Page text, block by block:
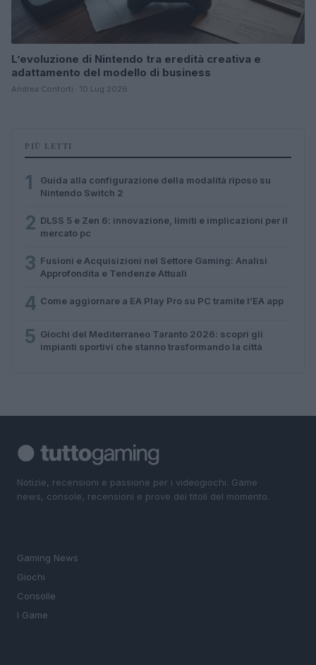
L’evoluzione di Nintendo tra eredità creativa e
adattamento del modello di business
Andrea Conforti · 10 Lug 2026
PIÙ LETTI
1
Guida alla configurazione della modalità riposo su
Nintendo Switch 2
2 DLSS 5 e Zen 6: innovazione, limiti e implicazioni per il
mercato pc
3 Fusioni e Acquisizioni nel Settore Gaming: Analisi
Approfondita e Tendenze Attuali
4 Come aggiornare a EA Play Pro su PC tramite l’EA app
5 Giochi del Mediterraneo Taranto 2026: scopri gli
impianti sportivi che stanno trasformando la città
Notizie, recensioni e passione per i videogiochi. Game
news, console, recensioni e prove dei titoli del momento.
Gaming News
Giochi
Consolle
I Game